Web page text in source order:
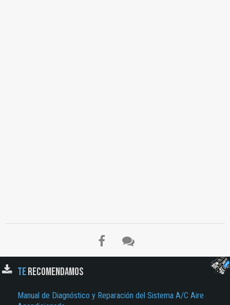
TERECOMENDAMOS
Manual de Diagnóstico y Reparación del Sistema A/C Aire